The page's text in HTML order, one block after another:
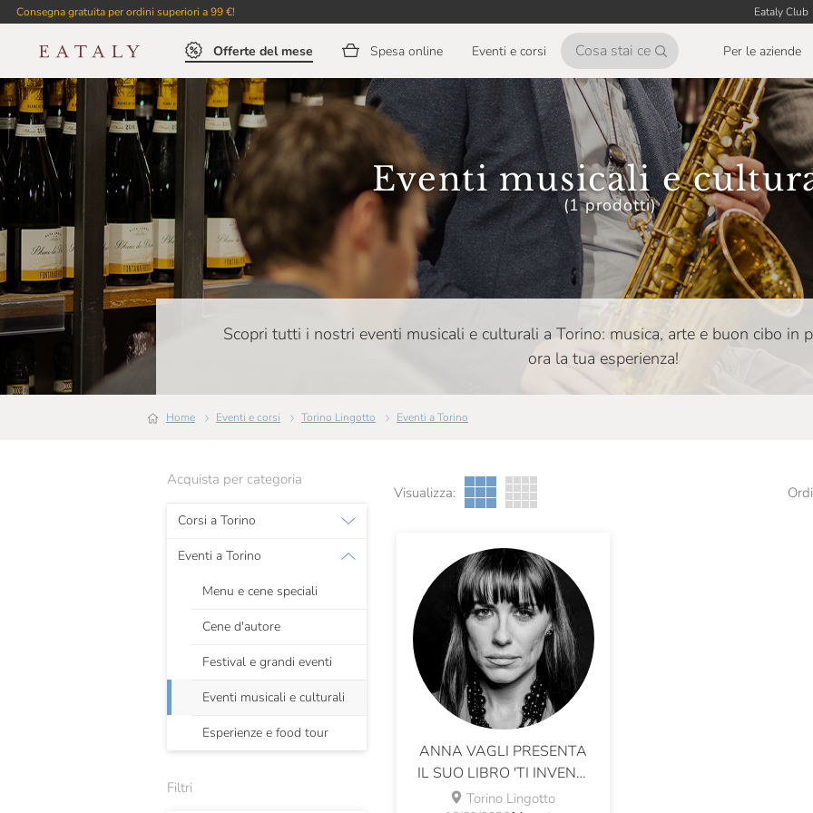
Consegna gratuita per ordini superiori a 99 €! Eataly Club
Offerte del mese Spesa online Eventi e corsi Per le aziende
Eventi musicali e
(1 prodotti)
Scopri tutti i nostri eventi musicali e culturali a Torino: musica, arte e buon cibo in
ora la tua esperienza!
Home Eventi e corsi Torino Lingotto Eventi a Torino
Acquista per categoria
Corsi a Torino
Eventi a Torino
Menu e cene speciali
Cene d'autore
Festival e grandi eventi
Eventi musicali e culturali
Esperienze e food tour
Filtri
Visualizza:
ANNA VAGLI PRESENTA
IL SUO LIBRO 'TI INVENTI
LE COSE'
Torino Lingotto